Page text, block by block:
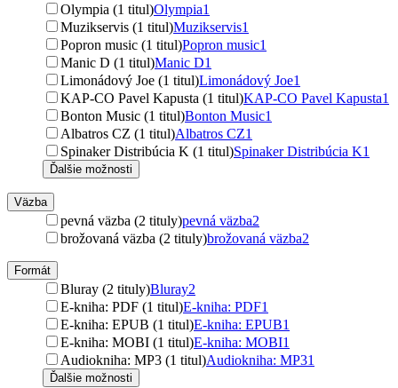
Olympia (1 titul)Olympia1
Muzikservis (1 titul)Muzikservis1
Popron music (1 titul)Popron music1
Manic D (1 titul)Manic D1
Limonádový Joe (1 titul)Limonádový Joe1
KAP-CO Pavel Kapusta (1 titul)KAP-CO Pavel Kapusta1
Bonton Music (1 titul)Bonton Music1
Albatros CZ (1 titul)Albatros CZ1
Spinaker Distribúcia K (1 titul)Spinaker Distribúcia K1
Ďalšie možnosti
Väzba
pevná väzba (2 tituly)pevná väzba2
brožovaná väzba (2 tituly)brožovaná väzba2
Formát
Bluray (2 tituly)Bluray2
E-kniha: PDF (1 titul)E-kniha: PDF1
E-kniha: EPUB (1 titul)E-kniha: EPUB1
E-kniha: MOBI (1 titul)E-kniha: MOBI1
Audiokniha: MP3 (1 titul)Audiokniha: MP31
Ďalšie možnosti